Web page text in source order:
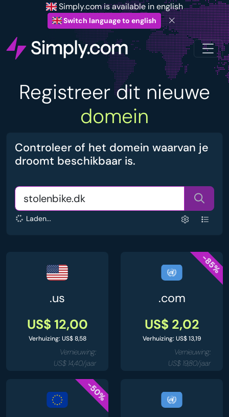
Simply.com is available in english
Switch language to english
Registreer dit nieuwe
domein
Controleer of het domein waarvan je
droomt beschikbaar is.
Laden...
.us
US$ 12,00
Verhuizing: US$ 8,58
Vernieuwing:
US$ 14,40/jaar
-85%
.com
US$ 2,02
Verhuizing: US$ 13,19
Vernieuwing:
US$ 19,80/jaar
-50%